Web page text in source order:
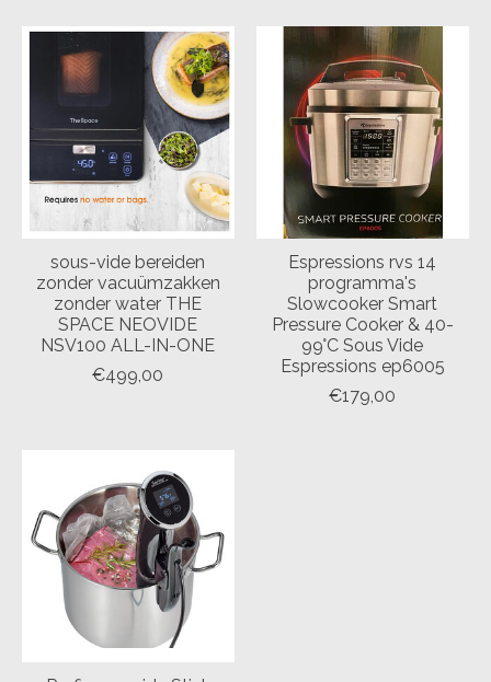
sous-vide bereiden
zonder vacuümzakken
zonder water THE
SPACE NEOVIDE
NSV100 ALL-IN-ONE
€499,00
Espressions rvs 14
programma's
Slowcooker Smart
Pressure Cooker & 40-
99°C Sous Vide
Espressions ep6005
€179,00